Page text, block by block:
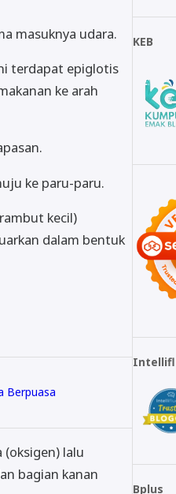
masuknya udara.
terdapat epiglotis
ke arah
ke paru-paru.
kecil)
dalam bentuk
Berpuasa
lalu
bagian kanan
KEB
Bplus